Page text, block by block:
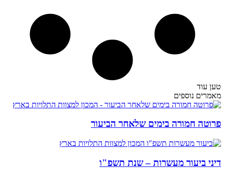
טען עוד
מאמרים נוספים
פרוטה חמורה בימים שלאחר הביעור
דיני ביעור מעשרות – שנת תשפ"ו